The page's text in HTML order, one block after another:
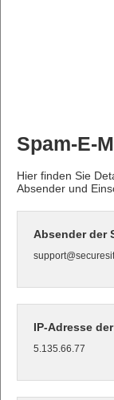
Spam-E-
Hier finden Sie
Absender und
Absender der
IP-Adresse
5.135.66.77